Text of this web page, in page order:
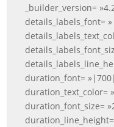
_builder_version=
duration_font=
duration_text_color=
duration_font_size=